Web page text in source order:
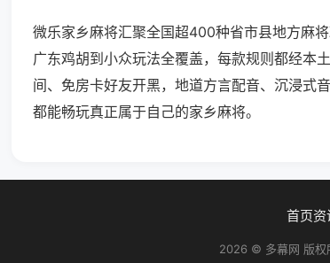
微乐家乡麻将汇聚全国超400种省市县地方麻
广东鸡胡到小众玩法全覆盖，每款规则都经本
间、免房卡好友开黑，地道方言配音、沉浸式
都能畅玩真正属于自己的家乡麻将。
首页资
2026 © 多幕网 版权